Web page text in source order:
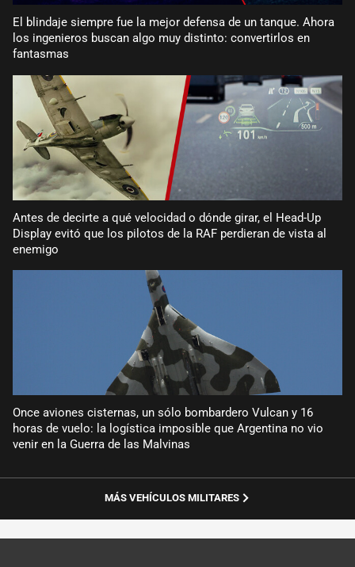
El blindaje siempre fue la mejor defensa de un tanque. Ahora
los ingenieros buscan algo muy distinto: convertirlos en
fantasmas
Antes de decirte a qué velocidad o dónde girar, el Head-Up
Display evitó que los pilotos de la RAF perdieran de vista al
enemigo
Once aviones cisternas, un sólo bombardero Vulcan y 16
horas de vuelo: la logística imposible que Argentina no vio
venir en la Guerra de las Malvinas
MÁS VEHÍCULOS MILITARES